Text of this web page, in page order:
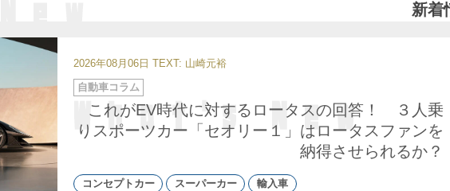
新着
2026年08月06日 TEXT: 山崎元裕
これがEV時代に対するロータスの回答！ ３人乗
りスポーツカー「セオリー１」はロータスファンを
納得させられるか？
カ
テ
自動車コラム
コンセプトカー スーパーカー 輸入車